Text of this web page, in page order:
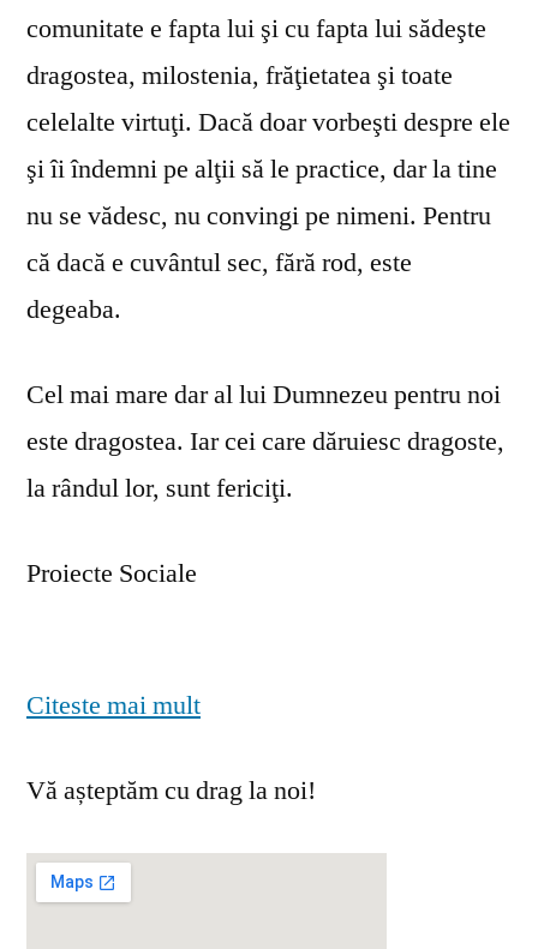
comunitate e fapta lui şi cu fapta lui sădeşte
dragostea, milostenia, frăţietatea şi toate
celelalte virtuţi. Dacă doar vorbeşti despre ele
şi îi îndemni pe alţii să le practice, dar la tine
nu se vă­desc, nu convingi pe nimeni. Pentru
că dacă e cuvântul sec, fără rod, este
degeaba.
Cel mai mare dar al lui Dumnezeu pentru noi
este dragostea. Iar cei care dăruiesc dragoste,
la rândul lor, sunt fericiţi.
Proiecte Sociale
Citeste mai mult
Vă așteptăm cu drag la noi!